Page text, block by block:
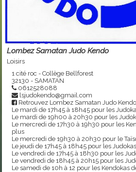
Lombez Samatan Judo Kendo
Loisirs
1 cité roc - Collège Bellforest
32130 - SAMATAN
0612528088
lsjudokendo@gmail.com
Retrouvez Lombez Samatan Judo
Le mardi de 17h45 à 18h45 pour les
Le mardi de 19h00 à 20h30 pour les
Le mercredi de 17h30 à 19h30 pour les
plus
Le mercredi de 19h30 à 20h30 pour le
Le jeudi de 17h45 à 18h45 pour les
Le vendredi de 17h45 à 18h30 pour les
Le vendredi de 18h45 à 20h15 pour les
Le samedi de 10h à 12 pour les Kendokas